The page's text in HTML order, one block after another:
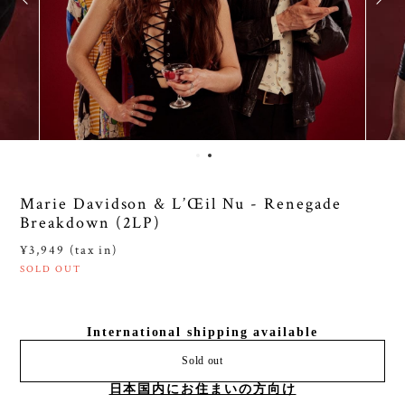
Marie Davidson & L’Œil Nu - Renegade
Breakdown (2LP)
¥3,949 (tax in)
SOLD OUT
International shipping available
Sold out
日本国内にお住まいの方向け